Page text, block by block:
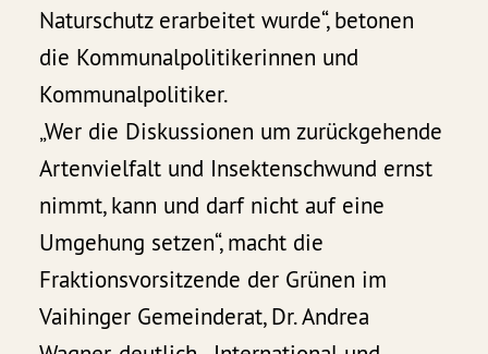
Naturschutz erarbeitet wurde“, betonen
die Kommunalpolitikerinnen und
Kommunalpolitiker.
„Wer die Diskussionen um zurückgehende
Artenvielfalt und Insektenschwund ernst
nimmt, kann und darf nicht auf eine
Umgehung setzen“, macht die
Fraktionsvorsitzende der Grünen im
Vaihinger Gemeinderat, Dr. Andrea